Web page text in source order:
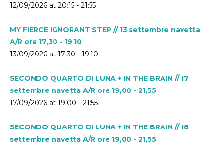
12/09/2026 at 20:15 - 21:55
MY FIERCE IGNORANT STEP // 13 settembre navetta
A/R ore 17,30 - 19,10
13/09/2026 at 17:30 - 19:10
SECONDO QUARTO DI LUNA + IN THE BRAIN // 17
settembre navetta A/R ore 19,00 - 21,55
17/09/2026 at 19:00 - 21:55
SECONDO QUARTO DI LUNA + IN THE BRAIN // 18
settembre navetta A/R ore 19,00 - 21,55